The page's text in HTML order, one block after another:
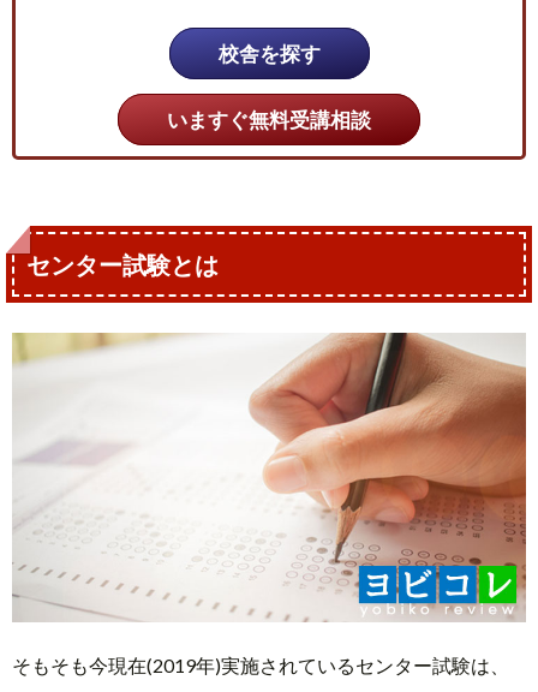
校舎を探す
いますぐ無料受講相談
センター試験とは
そもそも今現在(2019年)実施されているセンター試験は、